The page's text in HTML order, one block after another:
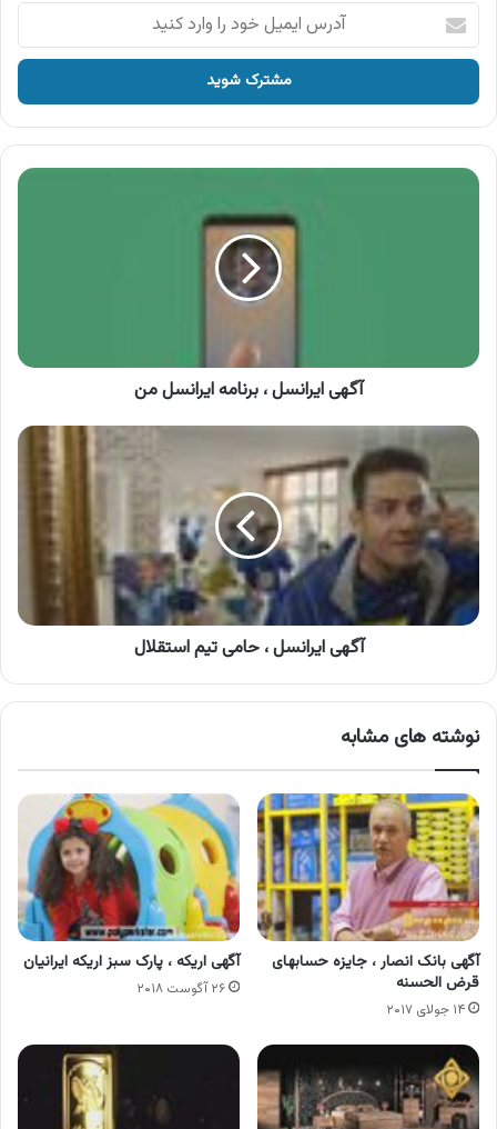
آدرس
ایمیل
خود
وارد
کنید
آگهی
آگهی ایرانسل ، برنامه ایرانسل من
آگهی
،
حامی
تیم
استقلال
آگهی ایرانسل ، حامی تیم استقلال
نوشته های مشابه
آگهی بانک انصار ، جایزه حسابهای
قرض الحسنه
۱۴ جولای ۲۰۱۷
آگهی اریکه ، پارک سبز اریکه ایرانیان
۲۶ آگوست ۲۰۱۸